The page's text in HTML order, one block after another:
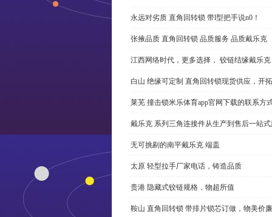
永远对劣质 直角回转锁 带l型把手说n0！
张掖品质 直角回转锁 品质服务 品质戴乐克
江西网络时代，更多选择， 铰链结缘戴乐克
白山 绝缘可定制 直角回转锁现货供应，开
莱芜 撞击锁米乐体育app官网下载的联系方
戴乐克 系列三角连接件从生产到售后一站
无可挑剔的南平戴乐克 端盖
太原 轻型拉手厂家电话，铸造品质
贵港 隐藏式铰链规格，物超所值
鞍山 直角回转锁 带排片锁芯订做，物美价廉